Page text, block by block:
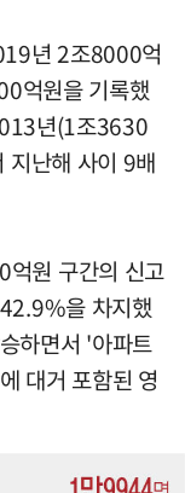
년 2조8000억
억원을 기록했
년(1조3630
난해 사이 9배
원 구간의 신고
을 차지했
하면서 '아파트
대거 포함된 영